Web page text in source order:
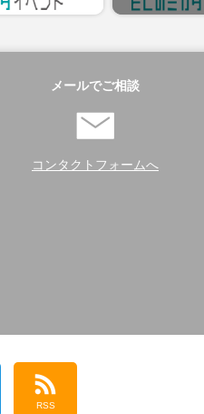
メールでご相談
コンタクトフォームへ
RSS